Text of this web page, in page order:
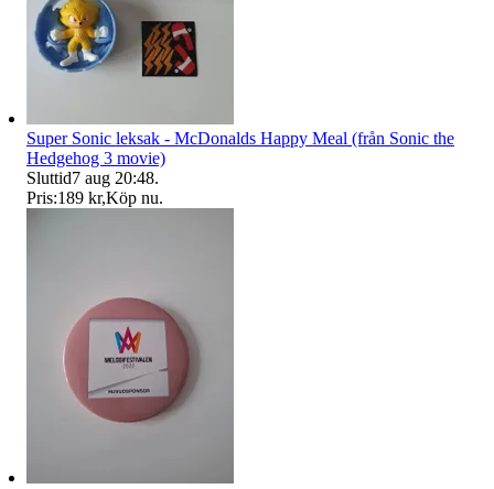
Super Sonic leksak - McDonalds Happy Meal (från Sonic the
Hedgehog 3 movie)
Sluttid7 aug 20:48.
Pris:189 kr,Köp nu.